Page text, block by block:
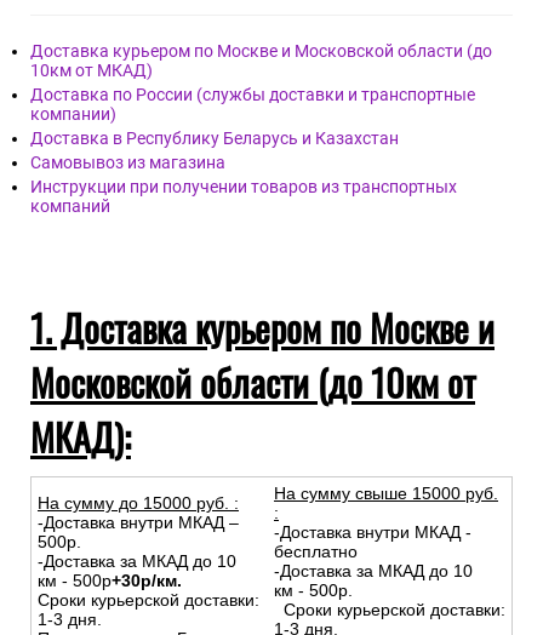
Доставка курьером по Москве и Московской области (до
10км от МКАД)
Доставка по России (службы доставки и транспортные
компании)
Доставка в Республику Беларусь и Казахстан
Самовывоз из магазина
Инструкции при получении товаров из транспортных
компаний
1. Доставка курьером по Москве и
Московской области (до 10км от
МКАД):
На сумму до 15000 руб. :
-Доставка внутри МКАД –
500р.
-Доставка за МКАД до 10
км - 500р+30р/км.
Сроки курьерской доставки:
1-3 дня.
На сумму свыше 15000 руб.
:
-Доставка внутри МКАД -
бесплатно
-Доставка за МКАД до 10
км - 500р.
Сроки курьерской доставки:
1-3 дня.